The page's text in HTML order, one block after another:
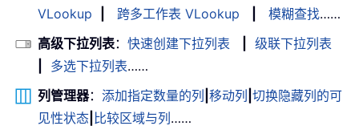
VLookup
跨多工作表 VLookup 模糊查找……
高级下拉列表： 快速创建下拉列表
级联下拉列表
多选下拉列表……
列管理器： 添加指定数量的列 移动列 切换隐藏列的可
见性状态 比较区域与列……